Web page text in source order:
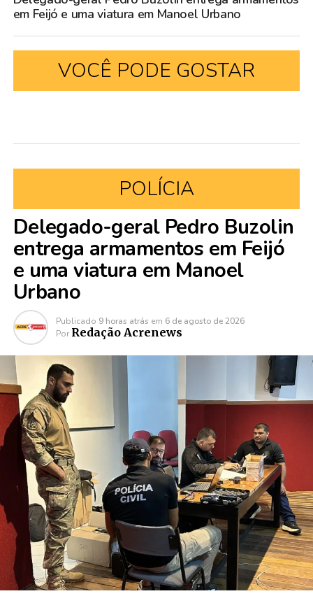
em Feijó e uma viatura em Manoel Urbano
VOCÊ PODE GOSTAR
POLÍCIA
Delegado-geral Pedro Buzolin
entrega armamentos em Feijó
e uma viatura em Manoel
Urbano
Publicado 9 horas atrás em 6 de agosto de 2026
Por Redação Acrenews